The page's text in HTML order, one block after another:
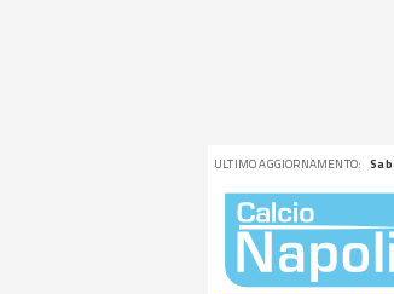
ULTIMO AGGIORNAMENTO: